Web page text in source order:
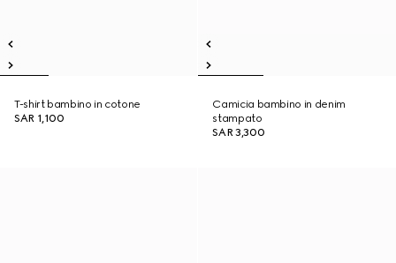
T-shirt bambino in cotone
SAR 1,100
Camicia bambino in denim
stampato
SAR 3,300